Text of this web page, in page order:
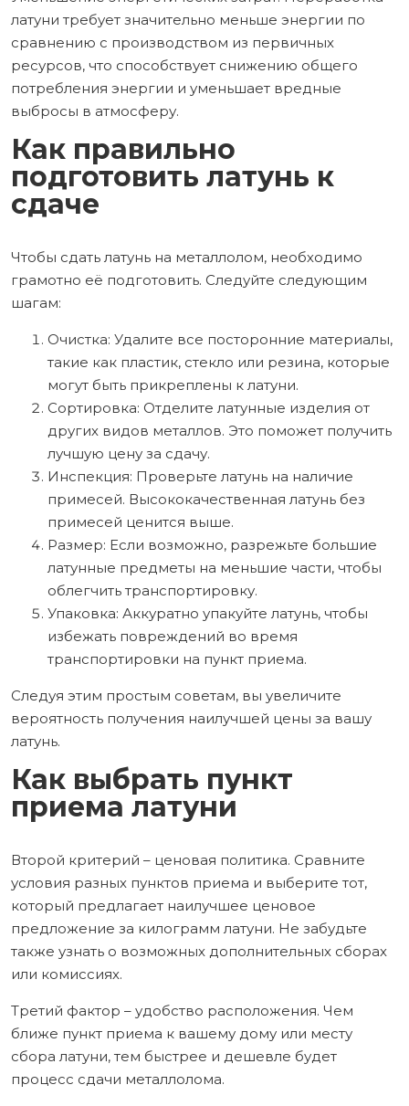
латуни требует значительно меньше энергии по
сравнению с производством из первичных
ресурсов, что способствует снижению общего
потребления энергии и уменьшает вредные
выбросы в атмосферу.
Как правильно
подготовить латунь к
сдаче
Чтобы сдать латунь на металлолом, необходимо
грамотно её подготовить. Следуйте следующим
шагам:
Очистка: Удалите все посторонние материалы,
такие как пластик, стекло или резина, которые
могут быть прикреплены к латуни.
Сортировка: Отделите латунные изделия от
других видов металлов. Это поможет получить
лучшую цену за сдачу.
Инспекция: Проверьте латунь на наличие
примесей. Высококачественная латунь без
примесей ценится выше.
Размер: Если возможно, разрежьте большие
латунные предметы на меньшие части, чтобы
облегчить транспортировку.
Упаковка: Аккуратно упакуйте латунь, чтобы
избежать повреждений во время
транспортировки на пункт приема.
Следуя этим простым советам, вы увеличите
вероятность получения наилучшей цены за вашу
латунь.
Как выбрать пункт
приема латуни
Второй критерий – ценовая политика. Сравните
условия разных пунктов приема и выберите тот,
который предлагает наилучшее ценовое
предложение за килограмм латуни. Не забудьте
также узнать о возможных дополнительных сборах
или комиссиях.
Третий фактор – удобство расположения. Чем
ближе пункт приема к вашему дому или месту
сбора латуни, тем быстрее и дешевле будет
процесс сдачи металлолома.